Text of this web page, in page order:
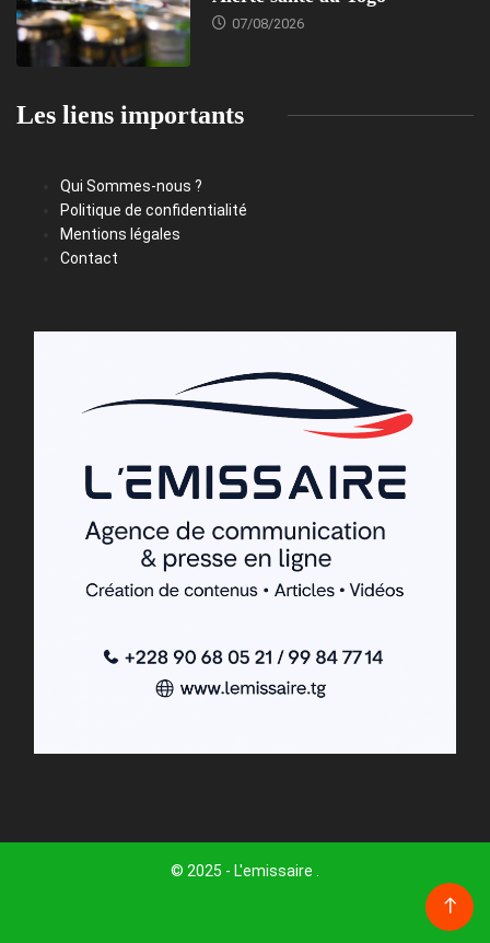
07/08/2026
Les liens importants
Qui Sommes-nous ?
Politique de confidentialité
Mentions légales
Contact
© 2025 - L'emissaire .